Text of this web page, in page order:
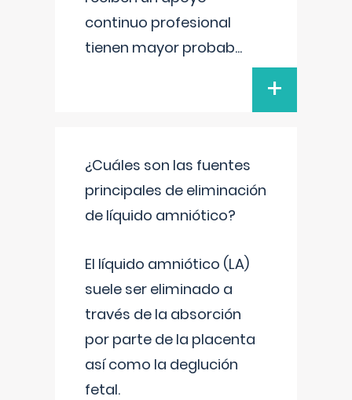
continuo profesional
tienen mayor probab...
+
¿Cuáles son las fuentes
principales de eliminación
de líquido amniótico?
El líquido amniótico (LA)
suele ser eliminado a
través de la absorción
por parte de la placenta
así como la deglución
fetal.